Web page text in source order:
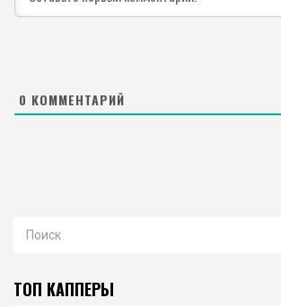
0 КОММЕНТАРИЙ
ТОП КАППЕРЫ